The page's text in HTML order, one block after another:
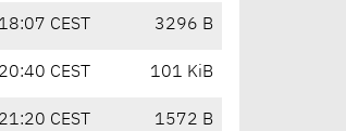
CEST 3296 B
CEST 101 KiB
CEST 1572 B